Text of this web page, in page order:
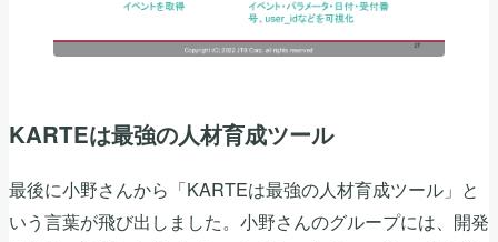
KARTEは最強の人材育成ツール
最後に小野さんから「KARTEは最強の人材育成ツール」と
いう言葉が飛び出しました。小野さんのグループには、開発